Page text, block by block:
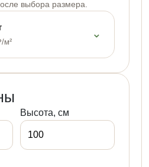
выбора размера.
м²
⌄
Высота, см